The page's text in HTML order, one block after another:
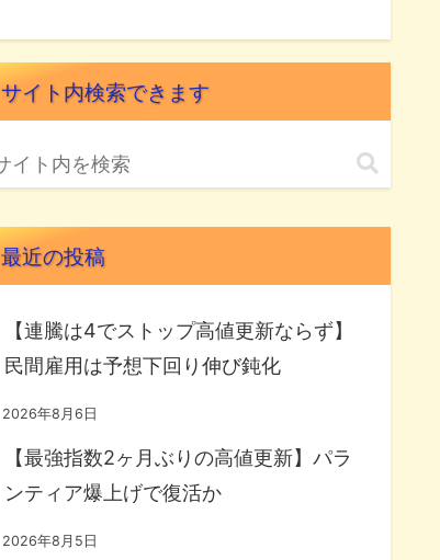
サイト内検索できます
最近の投稿
【連騰は4でストップ高値更新ならず】
民間雇用は予想下回り伸び鈍化
2026年8月6日
【最強指数2ヶ月ぶりの高値更新】パラ
ンティア爆上げで復活か
2026年8月5日